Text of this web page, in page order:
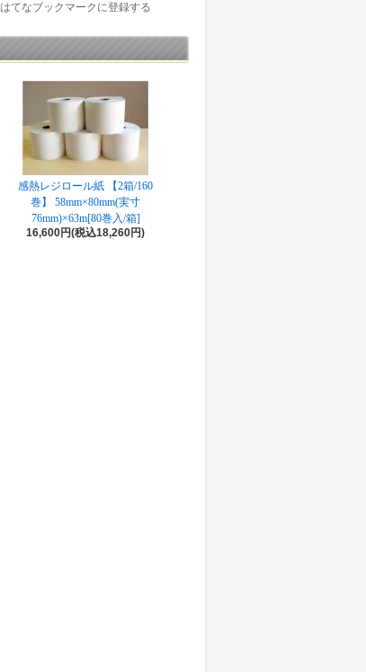
はてなブックマークに登録する
感熱レジロール紙 【2箱/160
巻】 58mm×80mm(実寸
76mm)×63m[80巻入/箱]
16,600円(税込18,260円)